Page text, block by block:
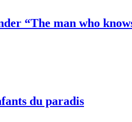
“The man who
du paradis